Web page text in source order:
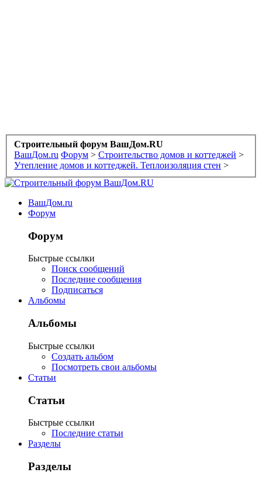
Строительный форум ВашДом.RU
ВашДом.ru Форум > Строительство домов и коттеджей >
Утепление домов и коттеджей. Теплоизоляция стен >
ВашДом.ru
Форум
Форум
Быстрые ссылки
Поиск сообщений
Последние сообщения
Подписаться
Альбомы
Альбомы
Быстрые ссылки
Создать альбом
Посмотреть свои альбомы
Статьи
Статьи
Быстрые ссылки
Последние статьи
Разделы
Разделы